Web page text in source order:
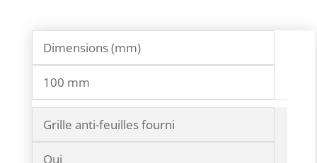
Dimensions (mm)
100 mm
Grille anti-feuilles fourni
Oui